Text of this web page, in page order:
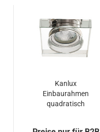
Kanlux
Einbaurahmen
quadratisch